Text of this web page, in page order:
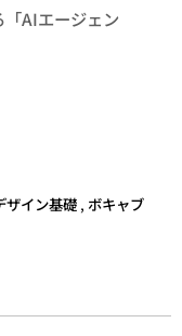
AIエージェン
ザイン基礎 , ボキャブ